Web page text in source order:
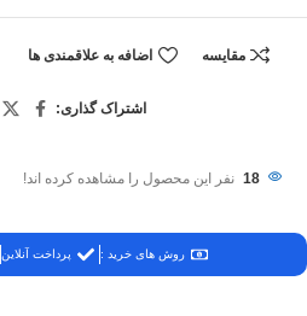
مقایسه اضافه به علاقمندی ها
اشتراک گذاری:
18 نفر این محصول را مشاهده کرده اند!
روش های خرید : پرداخت آنلاین